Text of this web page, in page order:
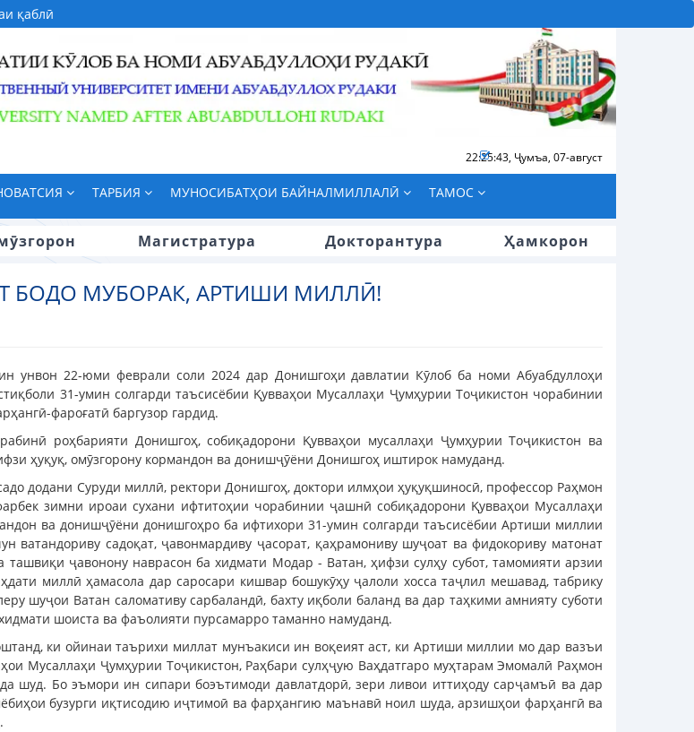
қаблӣ
22:25:43, Ҷумъа, 07-август
ТАРБИЯ МУНОСИБАТҲОИ БАЙНАЛМИЛЛАЛӢ ТАМОС
Магистратура Докторантура Ҳамкорон
БОДО МУБОРАК, АРТИШИ МИЛЛӢ!
унвон 22-юми феврали соли 2024 дар Донишгоҳи давлатии Кӯлоб ба номи Абуабдуллоҳи
31-умин солгарди таъсисёбии Қувваҳои Мусаллаҳи Ҷумҳурии Тоҷикистон чорабинии
фароғатӣ баргузор гардид.
роҳбарияти Донишгоҳ, собиқадорони Қувваҳои мусаллаҳи Ҷумҳурии Тоҷикистон ва
ҳуқуқ, омӯзгорону кормандон ва донишҷӯёни Донишгоҳ иштирок намуданд.
додани Суруди миллӣ, ректори Донишгоҳ, доктори илмҳои ҳуқуқшиносӣ, профессор Раҳмон
зимни ироаи сухани ифтитоҳии чорабинии ҷашнӣ собиқадорони Қувваҳои Мусаллаҳи
ва донишҷӯёни донишгоҳро ба ифтихори 31-умин солгарди таъсисёбии Артиши миллии
ватандориву садоқат, ҷавонмардиву ҷасорат, қаҳрамониву шуҷоат ва фидокориву матонат
ҷавонону наврасон ба хидмати Модар - Ватан, ҳифзи сулҳу субот, тамомияти арзии
миллӣ ҳамасола дар саросари кишвар бошукӯҳу ҷалоли хосса таҷлил мешавад, табрику
шуҷои Ватан саломативу сарбаландӣ, бахту иқболи баланд ва дар таҳкими амнияту суботи
шоиста ва фаъолияти пурсамарро таманно намуданд.
ки ойинаи таърихи миллат мунъакиси ин воқеият аст, ки Артиши миллии мо дар вазъи
Мусаллаҳи Ҷумҳурии Тоҷикистон, Раҳбари сулҳҷую Ваҳдатгаро муҳтарам Эмомалӣ Раҳмон
шуд. Бо эъмори ин сипари боэътимоди давлатдорӣ, зери ливои иттиҳоду сарҷамъӣ ва дар
бузурги иқтисодию иҷтимоӣ ва фарҳангию маънавӣ ноил шуда, арзишҳои фарҳангӣ ва